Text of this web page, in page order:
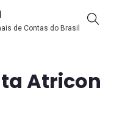
de Contas do Brasil
Atricon